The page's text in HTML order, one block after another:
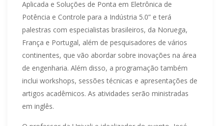
Aplicada e Soluções de Ponta em Eletrônica de
Potência e Controle para a Indústria 5.0” e terá
palestras com especialistas brasileiros, da Noruega,
França e Portugal, além de pesquisadores de vários
continentes, que vão abordar sobre inovações na área
de engenharia. Além disso, a programação também
inclui workshops, sessões técnicas e apresentações de
artigos acadêmicos. As atividades serão ministradas
em inglês.